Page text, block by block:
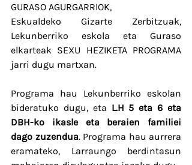
GURASO AGURGARRIOK,
Eskualdeko Gizarte Zerbitzuak,
Lekunberriko eskola eta Guraso
elkarteak SEXU HEZIKETA PROGRAMA
jarri dugu martxan.
Programa hau Lekunberriko eskolan
bideratuko dugu, eta L.H 5 eta 6 eta
DBH-ko ikasle eta beraien familiei
dago zuzendua. Programa hau aurrera
eramateko, Larraungo berdintasun